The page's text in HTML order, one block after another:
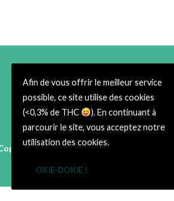
© 2026 Cbweed Shop Toulouse
Afin de vous offrir le meilleur service
possible, ce site utilise des cookies
(<0,3% de THC
). En continuant à
parcourir le site, vous acceptez notre
utilisation des cookies.
OKIE-DOKIE !